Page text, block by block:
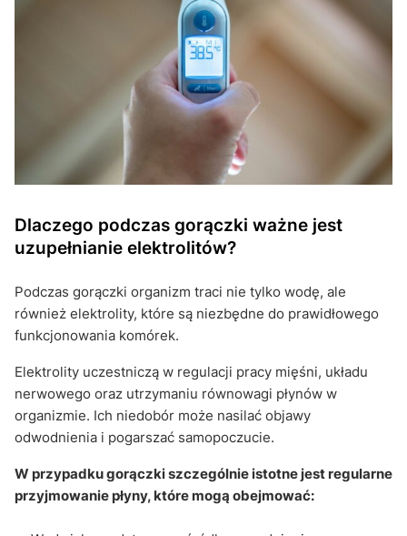
Dlaczego podczas gorączki ważne jest
uzupełnianie elektrolitów?
Podczas gorączki organizm traci nie tylko wodę, ale
również elektrolity, które są niezbędne do prawidłowego
funkcjonowania komórek.
Elektrolity uczestniczą w regulacji pracy mięśni, układu
nerwowego oraz utrzymaniu równowagi płynów w
organizmie. Ich niedobór może nasilać objawy
odwodnienia i pogarszać samopoczucie.
W przypadku gorączki szczególnie istotne jest regularne
przyjmowanie płyny, które mogą obejmować: